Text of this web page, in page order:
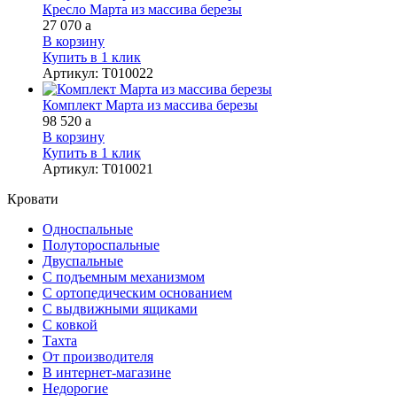
Кресло Марта из массива березы
27 070 a
В корзину
Купить в 1 клик
Артикул: Т010022
Комплект Марта из массива березы
98 520 a
В корзину
Купить в 1 клик
Артикул: Т010021
Кровати
Односпальные
Полутороспальные
Двуспальные
С подъемным механизмом
С ортопедическим основанием
С выдвижными ящиками
С ковкой
Тахта
От производителя
В интернет-магазине
Недорогие